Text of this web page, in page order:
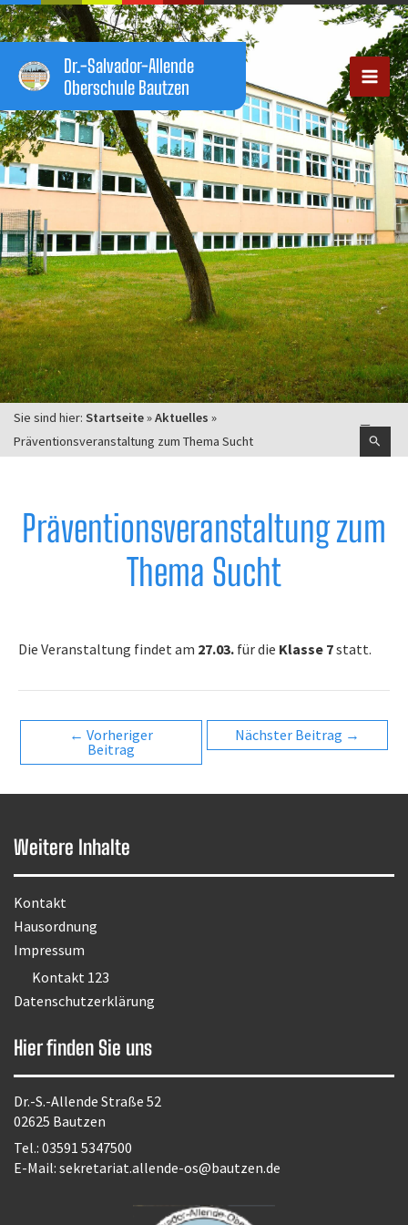
Zum
Inhalt
springen
Dr.-Salvador-Allende
Oberschule Bautzen
Main
Sie sind hier: Startseite»Aktuelles »
Präventionsveranstaltung zum Thema Sucht
nach:
Präventionsveranstaltung zum
Thema Sucht
Die Veranstaltung findet am 27.03. für die Klasse 7statt.
← Vorheriger
Beitrag
Nächster Beitrag →
Weitere Inhalte
Kontakt
Hausordnung
Impressum
Kontakt 123
Datenschutzerklärung
Hier finden Sie uns
Dr.-S.-Allende Straße 52
02625 Bautzen
Tel.: 03591 5347500
E-Mail: sekretariat.allende-os@bautzen.de